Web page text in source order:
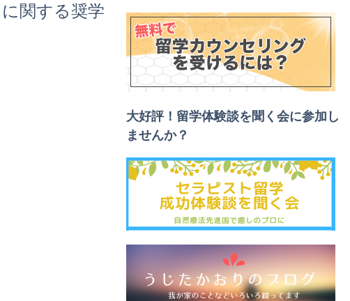
に関する奨学
大好評！留学体験談を聞く会に参加し
ませんか？